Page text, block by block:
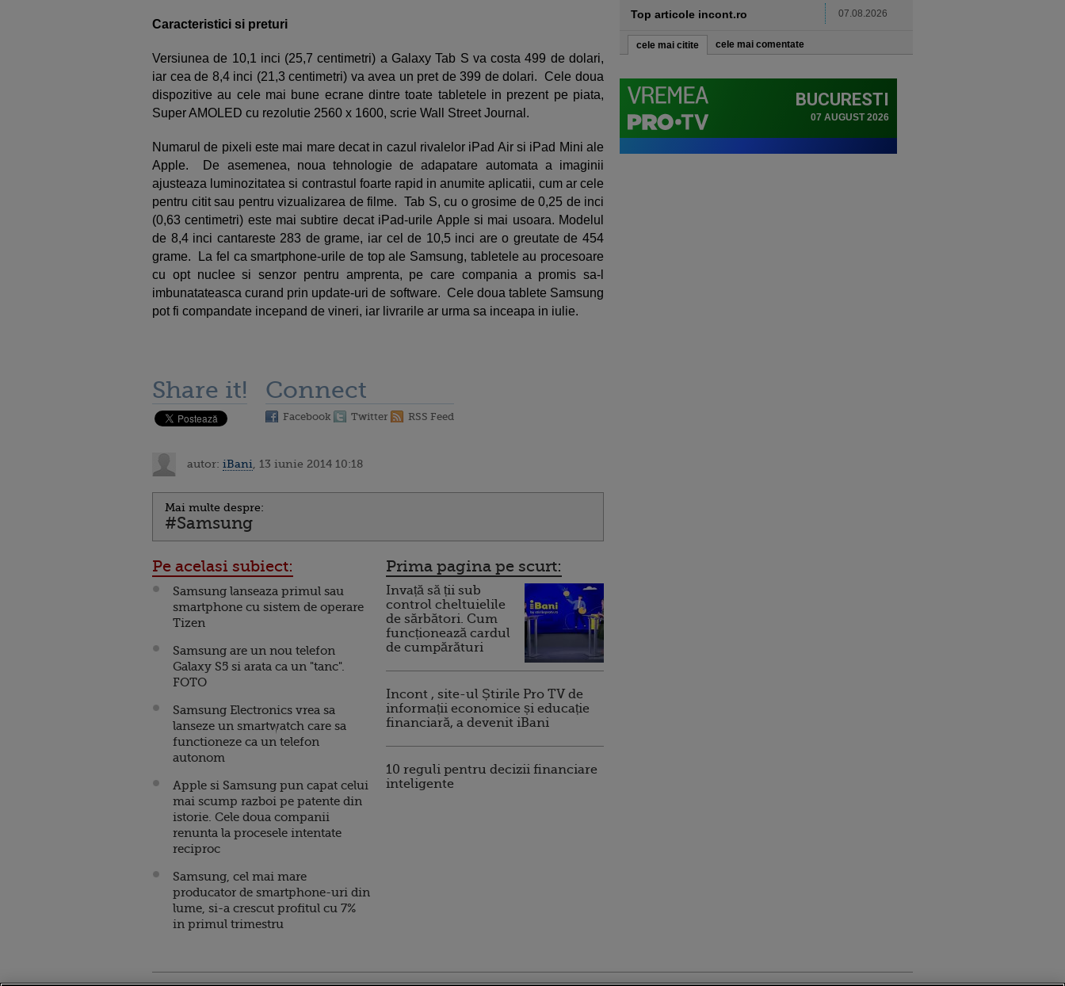
Caracteristici si preturi
Versiunea de 10,1 inci (25,7 centimetri) a Galaxy Tab S va costa 499 de dolari,
iar cea de 8,4 inci (21,3 centimetri) va avea un pret de 399 de dolari. Cele doua
dispozitive au cele mai bune ecrane dintre toate tabletele in prezent pe piata,
Super AMOLED cu rezolutie 2560 x 1600, scrie Wall Street Journal.
Numarul de pixeli este mai mare decat in cazul rivalelor iPad Air si iPad Mini ale
Apple. De asemenea, noua tehnologie de adapatare automata a imaginii
ajusteaza luminozitatea si contrastul foarte rapid in anumite aplicatii, cum ar cele
pentru citit sau pentru vizualizarea de filme. Tab S, cu o grosime de 0,25 de inci
(0,63 centimetri) este mai subtire decat iPad-urile Apple si mai usoara. Modelul
de 8,4 inci cantareste 283 de grame, iar cel de 10,5 inci are o greutate de 454
grame. La fel ca smartphone-urile de top ale Samsung, tabletele au procesoare
cu opt nuclee si senzor pentru amprenta, pe care compania a promis sa-l
imbunatateasca curand prin update-uri de software. Cele doua tablete Samsung
pot fi compandate incepand de vineri, iar livrarile ar urma sa inceapa in iulie.
Share it! Connect
Facebook Twitter RSS Feed
autor: iBani , 13 iunie 2014 10:18
Mai multe despre:
#Samsung
Pe acelasi subiect:
Samsung lanseaza primul sau
smartphone cu sistem de operare
Tizen
Samsung are un nou telefon
Galaxy S5 si arata ca un "tanc".
FOTO
Samsung Electronics vrea sa
lanseze un smartwatch care sa
functioneze ca un telefon
autonom
Apple si Samsung pun capat celui
mai scump razboi pe patente din
istorie. Cele doua companii
renunta la procesele intentate
reciproc
Samsung, cel mai mare
producator de smartphone-uri din
lume, si-a crescut profitul cu 7%
in primul trimestru
Prima pagina pe scurt:
Invață să ții sub
control cheltuielile
de sărbători. Cum
funcționează cardul
de cumpărături
Incont , site-ul Știrile Pro TV de
informații economice și educație
financiară, a devenit iBani
10 reguli pentru decizii financiare
inteligente
Top articole incont.ro 07.08.2026
cele mai citite cele mai comentate